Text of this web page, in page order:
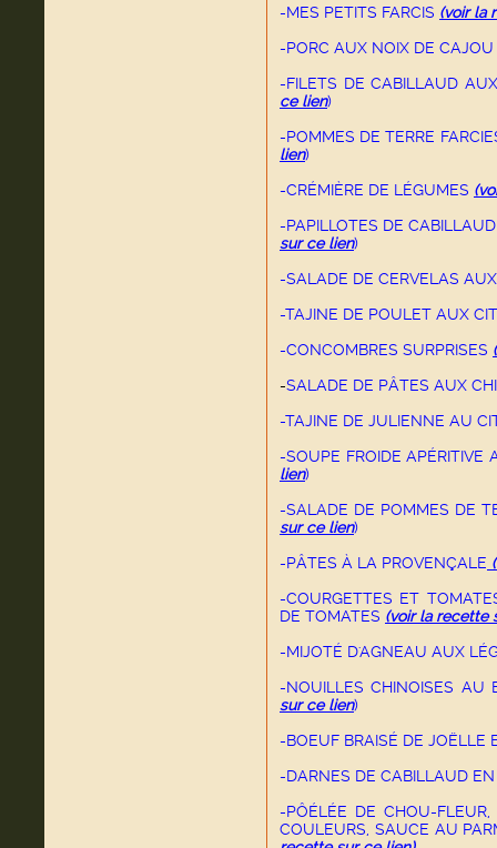
-MES PETITS FARCIS (voir la
-PORC AUX NOIX DE CAJOU
-FILETS DE CABILLAUD
ce lien)
-POMMES DE TERRE
lien)
-CRÉMIÈRE DE LÉGUMES
-PAPILLOTES DE
sur ce lien)
-SALADE DE CERVELAS
-TAJINE DE POULET AUX
-CONCOMBRES SURPRISES
-SALADE DE PÂTES AUX
-TAJINE DE JULIENNE AU
-SOUPE FROIDE APÉRITIVE
lien)
-SALADE DE POMMES DE
sur ce lien)
-PÂTES À LA PROVENÇALE
-COURGETTES ET
DE TOMATES (voir la recette
-MIJOTÉ D'AGNEAU AUX
-NOUILLES CHINOISES
sur ce lien)
-BOEUF BRAISÉ DE JOËLLE
-DARNES DE CABILLAUD
-PÔÉLÉE DE CHOU-
COULEURS, SAUCE AU